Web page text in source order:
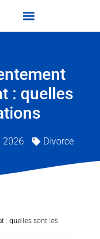
: quelles
2026 Divorce
: quelles sont les